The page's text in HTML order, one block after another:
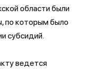
области были
по которым было
субсидий.
ведется